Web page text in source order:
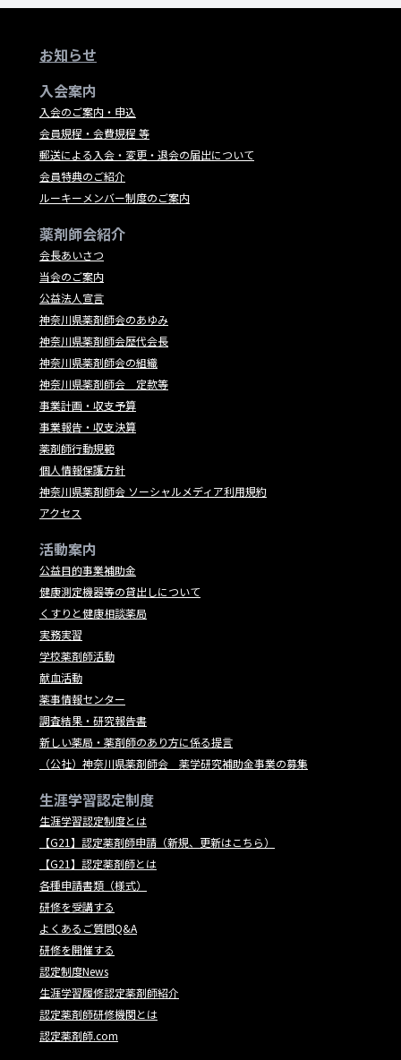
お知らせ
入会案内
入会のご案内・申込
会員規程・会費規程 等
郵送による入会・変更・退会の届出について
会員特典のご紹介
ルーキーメンバー制度のご案内
薬剤師会紹介
会長あいさつ
当会のご案内
公益法人宣言
神奈川県薬剤師会のあゆみ
神奈川県薬剤師会歴代会長
神奈川県薬剤師会の組織
神奈川県薬剤師会 定款等
事業計画・収支予算
事業報告・収支決算
薬剤師行動規範
個人情報保護方針
神奈川県薬剤師会 ソーシャルメディア利用規約
アクセス
活動案内
公益目的事業補助金
健康測定機器等の貸出しについて
くすりと健康相談薬局
実務実習
学校薬剤師活動
献血活動
薬事情報センター
調査結果・研究報告書
新しい薬局・薬剤師のあり方に係る提言
（公社）神奈川県薬剤師会 薬学研究補助金事業の募集
生涯学習認定制度
生涯学習認定制度とは
【G21】認定薬剤師申請（新規、更新はこちら）
【G21】認定薬剤師とは
各種申請書類（様式）
研修を受講する
よくあるご質問Q&A
研修を開催する
認定制度News
生涯学習履修認定薬剤師紹介
認定薬剤師研修機関とは
認定薬剤師.com